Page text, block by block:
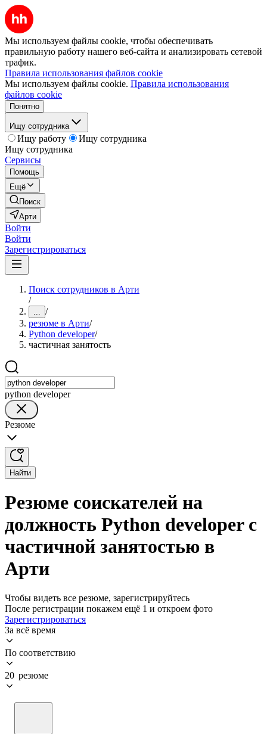
Мы используем файлы cookie, чтобы обеспечивать
правильную работу нашего веб-сайта и анализировать сетевой
трафик.
Правила использования файлов cookie
Мы используем файлы cookie. Правила использования
файлов cookie
Понятно
Ищу сотрудника
Ищу работу
Ищу сотрудника
Ищу сотрудника
Сервисы
Помощь
Ещё
Поиск
Арти
Войти
Войти
Зарегистрироваться
Поиск сотрудников в Арти
/
... /
резюме в Арти/
Python developer/
частичная занятость
python developer
Резюме
Найти
Резюме соискателей на
должность Python developer с
частичной занятостью в
Арти
Чтобы видеть все резюме, зарегистрируйтесь
После регистрации покажем ещё 1 и откроем фото
Зарегистрироваться
За всё время
По соответствию
20 резюме